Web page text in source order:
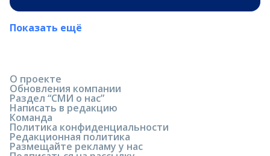
Показать ещё
О проекте
Обновления компании
Раздел “СМИ о нас”
Написать в редакцию
Команда
Политика конфиденциальности
Редакционная политика
Размещайте рекламу у нас